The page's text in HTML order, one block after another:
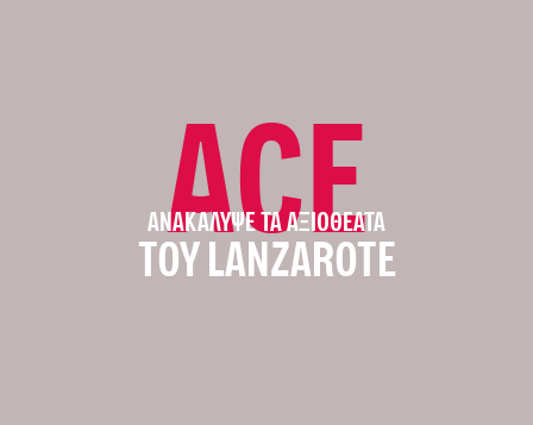
ACE
ΑΝΑΚΆΛΥΨΕ ΤΑ ΑΞΙΟΘΈΑΤΑ
ΤΟΥ LANZAROTE